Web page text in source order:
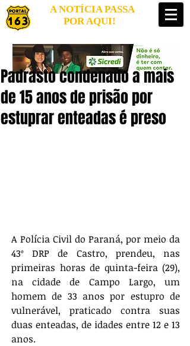
A NOTÍCIA PASSA
POR AQUI!
Padrasto condenado a mais
de 15 anos de prisão por
estuprar enteadas é preso
A Polícia Civil do Paraná, por meio da
43º DRP de Castro, prendeu, nas
primeiras horas de quinta-feira (29),
na cidade de Campo Largo, um
homem de 33 anos por estupro de
vulnerável, praticado contra suas
duas enteadas, de idades entre 12 e 13
anos.